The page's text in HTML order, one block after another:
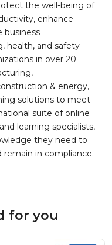
the well-being of
enhance
business
health, and safety
in over 20
& energy,
solutions to meet
suite of online
learning specialists,
they need to
remain in compliance.
for you